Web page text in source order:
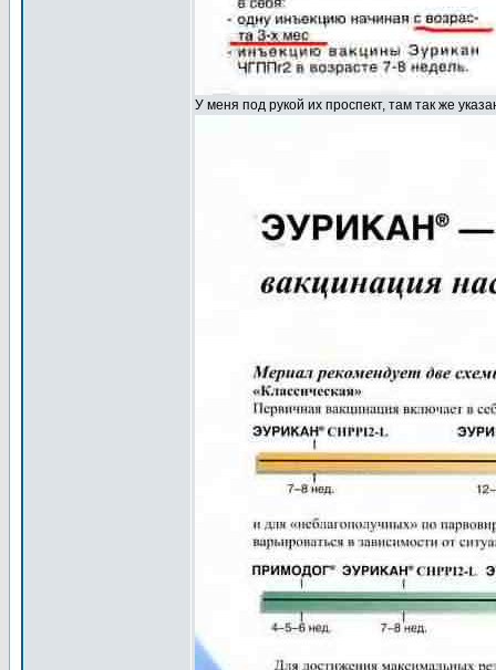
У меня под рукой их проспект, там так же